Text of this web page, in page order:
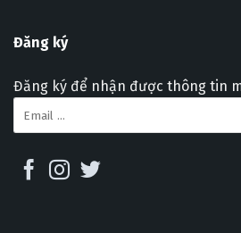
Đăng ký
Đăng ký để nhận được thông tin